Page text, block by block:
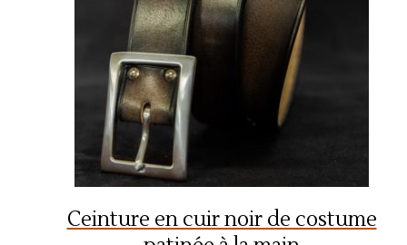
Ceinture en cuir noir de costume